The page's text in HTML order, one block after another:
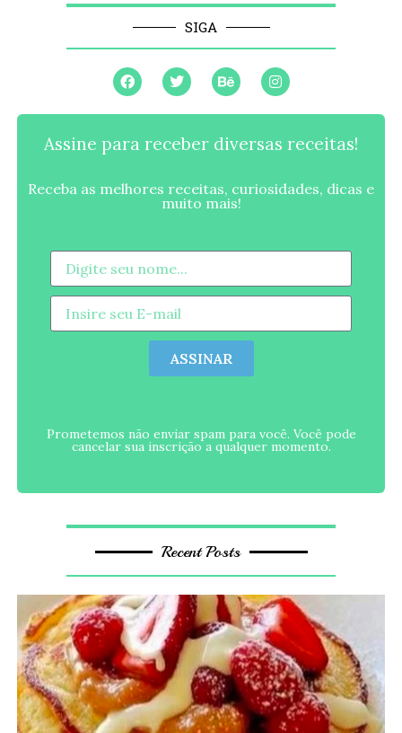
SIGA
Assine para receber diversas receitas!
Receba as melhores receitas, curiosidades, dicas e
muito mais!
ASSINAR
Prometemos não enviar spam para você. Você pode
cancelar sua inscrição a qualquer momento.
Recent Posts